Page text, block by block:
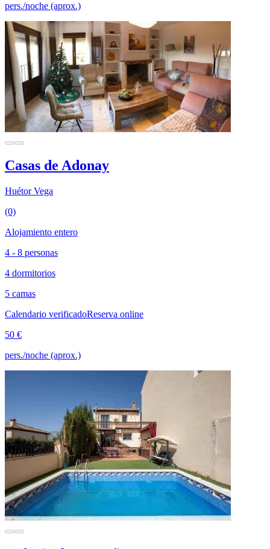
pers./noche (aprox.)
Casas de Adonay
Huétor Vega
(0)
Alojamiento entero
4 - 8 personas
4 dormitorios
5 camas
Calendario verificadoReserva online
50 €
pers./noche (aprox.)